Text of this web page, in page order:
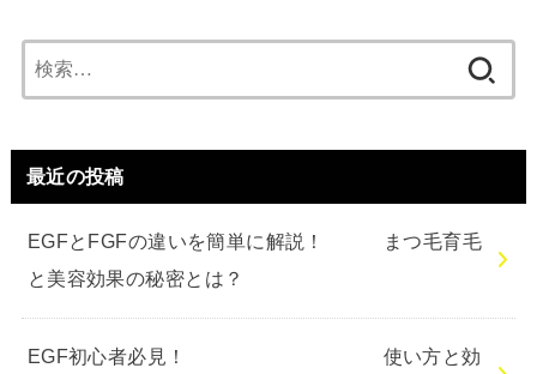
索:
最近の投稿
EGFとFGFの違いを簡単に解説！ まつ毛育毛
と美容効果の秘密とは？
EGF初心者必見！ 使い方と効